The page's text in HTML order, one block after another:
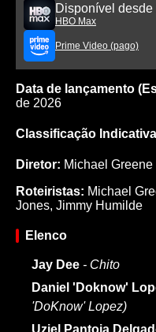
Disponível
HBO Max
Prime Video (pago)
Data de lançamento
de 2026
Classificação
Diretor: Michael Greene
Roteiristas: Michael
Jones, Jimmy Humilde
Elenco
Jay Dee - Chito
Daniel 'Doknow'
'DoKnow' Lopez)
Uziel Pantoja